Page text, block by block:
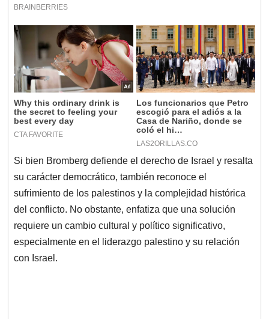
Si bien Bromberg defiende el derecho de Israel y resalta
su carácter democrático, también reconoce el
sufrimiento de los palestinos y la complejidad histórica
del conflicto. No obstante, enfatiza que una solución
requiere un cambio cultural y político significativo,
especialmente en el liderazgo palestino y su relación
con Israel.